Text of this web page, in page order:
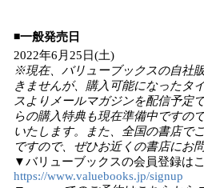
◾️一般発売日
2022年6月25日(土)
※現在、バリューブックスの自社
きませんが、購入可能になったタ
スよりメールマガジンを配信予定
らの購入特典も現在準備中ですの
いたします。また、全国の書店で
ですので、ぜひお近くの書店にお
▼バリューブックスの会員登録は
https://www.valuebooks.jp/signup